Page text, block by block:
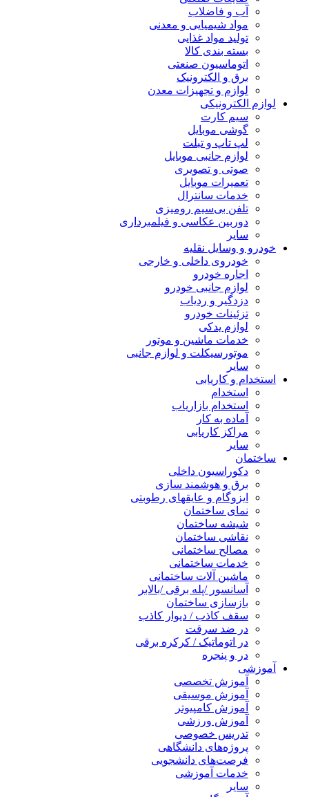
آب و فاضلاب
مواد شیمیایی و معدنی
تولید مواد غذایی
بسته بندی کالا
اتوماسیون صنعتی
برق و الکترونیک
لوازم و تجهیزات معدن
لوازم الکترونیکی
سیم کارت
گوشی موبایل
لپ تاپ و تبلت
لوازم جانبی موبایل
صوتی و تصویری
تعمیرات موبایل
خدمات سانترال
تلفن بی‌سیم رومیزی
دوربین عکاسی و فیلمبرداری
سایر
خودرو و وسایل نقلیه
خودروی داخلی و خارجی
اجاره خودرو
لوازم جانبی خودرو
دزدگیر و ردیاب
تزئینات خودرو
لوازم یدکی
خدمات ماشین و موتور
موتورسیکلت و لوازم جانبی
سایر
استخدام و کاریابی
استخدام
استخدام بازاریاب
آماده به کار
مراکز کاریابی
سایر
ساختمان
دکوراسیون داخلی
برق و هوشمند سازی
ایزوگام و عایقهای رطوبتی
نمای ساختمان
شیشه ساختمان
نقاشی ساختمان
مصالح ساختمانی
خدمات ساختمانی
ماشین آلات ساختمانی
آسانسور /پله برقی /بالابر
بازسازی ساختمان
سقف کاذب / دیوار کاذب
در ضد سرقت
در اتوماتیک / کرکره برقی
در و پنجره
آموزشی
آموزش تخصصی
آموزش موسیقی
آموزش کامپیوتر
آموزش ورزشی
تدریس خصوصی
پروژه‌های دانشگاهی
فرصت‌های دانشجویی
خدمات آموزشی
سایر